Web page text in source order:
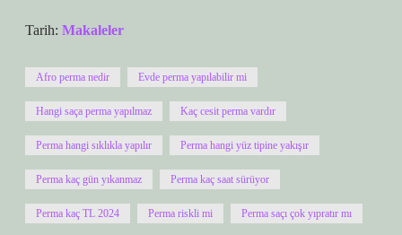
Tarih: Makaleler
Afro perma nedir Evde perma yapılabilir mi
Hangi saça perma yapılmaz Kaç cesit perma vardır
Perma hangi sıklıkla yapılır Perma hangi yüz tipine yakışır
Perma kaç gün yıkanmaz Perma kaç saat sürüyor
Perma kaç TL 2024 Perma riskli mi Perma saçı çok yıpratır mı